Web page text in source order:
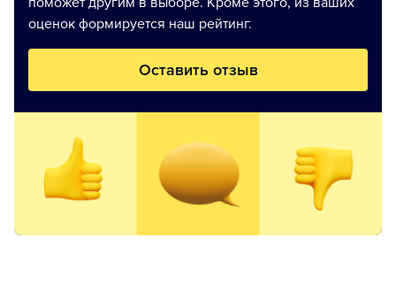
оценок формируется наш рейтинг.
Оставить отзыв